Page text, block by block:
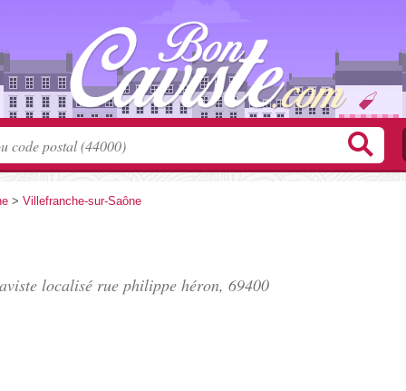
> Villefranche-sur-Saône
localisé rue philippe héron, 69400